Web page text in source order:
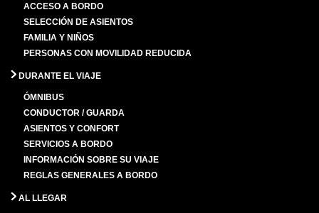
ACCESO A BORDO
SELECCIÓN DE ASIENTOS
FAMILIA Y NIÑOS
PERSONAS CON MOVILIDAD REDUCIDA
DURANTE EL VIAJE
ÓMNIBUS
CONDUCTOR / GUARDA
ASIENTOS Y CONFORT
SERVICIOS A BORDO
INFORMACIÓN SOBRE SU VIAJE
REGLAS GENERALES A BORDO
AL LLEGAR